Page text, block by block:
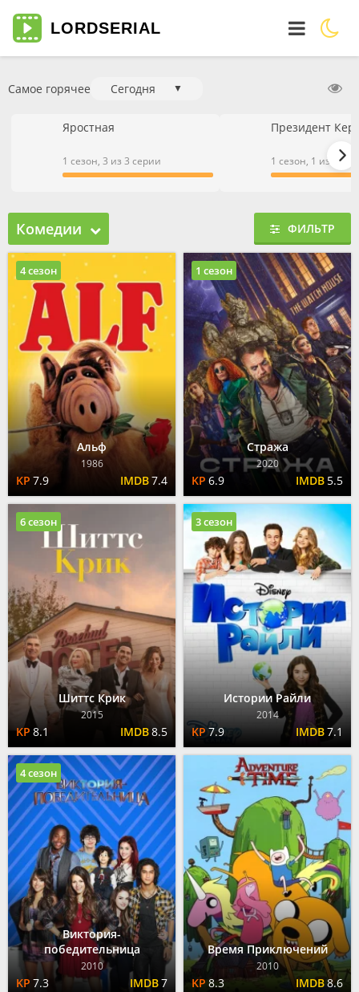
LORDSERIAL
Самое горячее Сегодня ▼
Яростная
1 сезон, 3 из 3 серии
Президент
1 сезон, 1 из 1
Комедии ФИЛЬТР
Альф
1986
7.9 7.4
4 сезон
Стража
2020
6.9 5.5
1 сезон
Шиттс Крик
2015
8.1 8.5
6 сезон
Истории Райли
2014
7.9 7.1
3 сезон
Виктория-
победительница
2010
7.3 7
4 сезон
Время Приключений
2010
8.3 8.6